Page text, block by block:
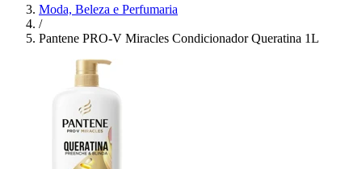
Moda, Beleza e Perfumaria
/
Pantene PRO-V Miracles Condicionador Queratina 1L